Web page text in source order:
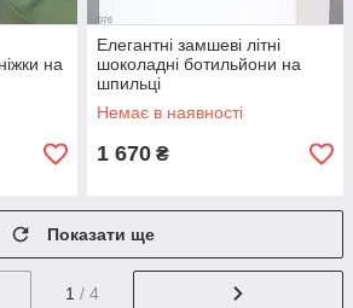
на
Елегантні замшеві літні
шоколадні ботильйони на
шпильці
Немає в наявності
1 670 ₴
Показати ще
1 / 4